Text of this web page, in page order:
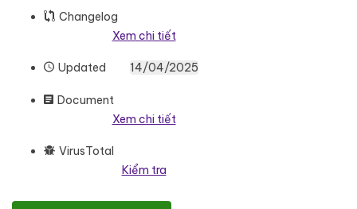
Changelog
Xem chi tiết
Updated 14/04/2025
Document
Xem chi tiết
VirusTotal
Kiểm tra
Ehtesab - Islamic Centre and Mosque WordPress Theme số lượng